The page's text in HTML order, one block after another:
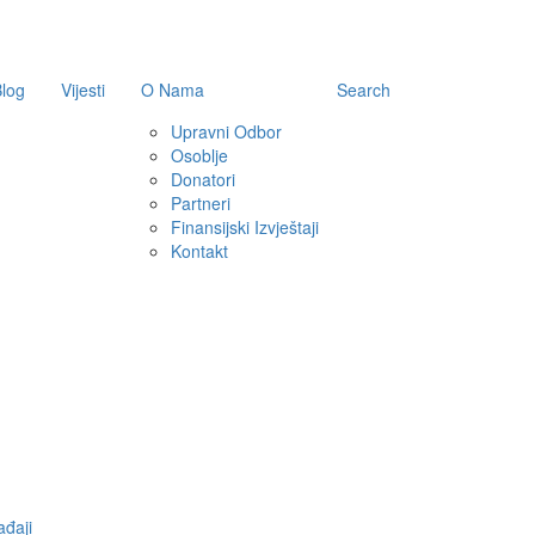
Vijesti
O Nama
Upravni Odbor
Osoblje
Donatori
Partneri
Finansijski Izvještaji
Kontakt
Search